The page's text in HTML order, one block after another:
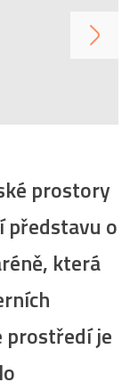
prostory
představu o
která
prostředí je